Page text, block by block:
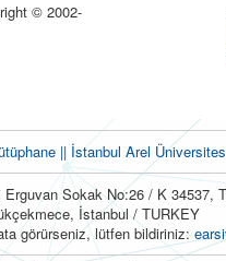
© 2002-
|| İstanbul Arel
Sokak No:26 / K 34537,
İstanbul / TURKEY
görürseniz, lütfen bildiriniz: